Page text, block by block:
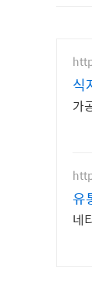
식
가
유
네